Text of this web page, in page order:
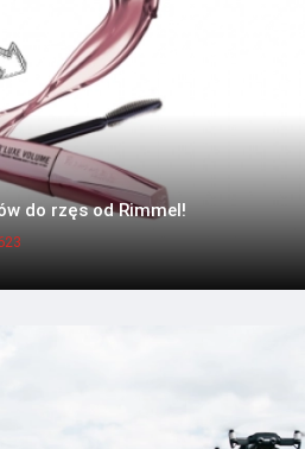
do rzęs od Rimmel!